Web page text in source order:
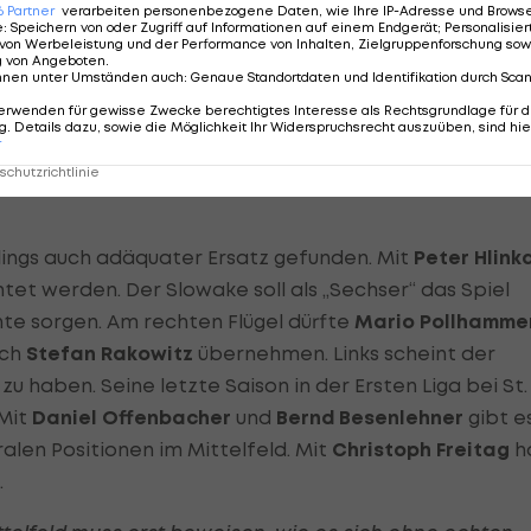
sich OldieWolfgang Klapf und Jiri Lenko. Youngster
Verlust. Daher wäre es umso wichtiger, dass
hat Potenzial, aber ob er schon eine Abwehr führen
überwiegt – so hart es klingt – Quantität statt
auch adäquater Ersatz gefunden. Mit Peter
werden. Der Slowake soll als „Sechser“ das Spiel
sorgen. Am rechten Flügel dürfte Mario
Stefan Rakowitz übernehmen. Links scheint der
haben. Seine letzte Saison in der Ersten Liga bei St.
Daniel Offenbacher und Bernd Besenlehner gibt
Positionen im Mittelfeld. Mit Christoph Freitag
Partner verarbeiten personenbezogene Daten, wie Ihre IP-Adresse und
: Speichern von oder Zugriff auf Informationen auf einem Endgerät;
Werbeleistung und der Performance von Inhalten, Zielgruppenforschung
von Angeboten.
unter Umständen auch: Genaue Standortdaten und Identifikation durch
für gewisse Zwecke berechtigtes Interesse als Rechtsgrundlage für
Details dazu, sowie die Möglichkeit Ihr Widerspruchsrecht auszuüben, sind